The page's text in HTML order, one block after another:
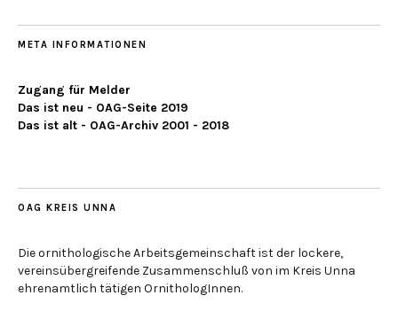
META INFORMATIONEN
Zugang für Melder
Das ist neu - OAG-Seite 2019
Das ist alt - OAG-Archiv 2001 - 2018
OAG KREIS UNNA
Die ornithologische Arbeitsgemeinschaft ist der lockere,
vereinsübergreifende Zusammenschluß von im Kreis Unna
ehrenamtlich tätigen OrnithologInnen.